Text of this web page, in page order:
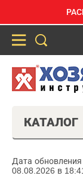
КАТАЛОГ
Дата
08.08.2026 в